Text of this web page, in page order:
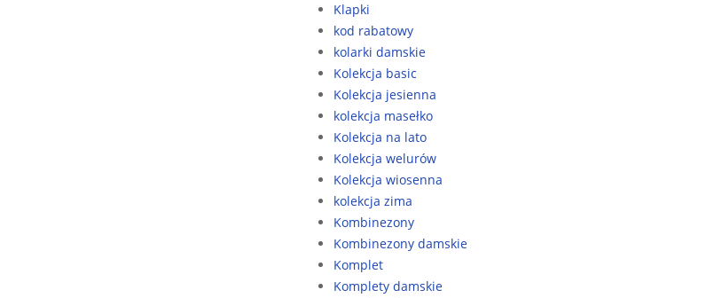
Klapki
kod rabatowy
kolarki damskie
Kolekcja basic
Kolekcja jesienna
kolekcja masełko
Kolekcja na lato
Kolekcja welurów
Kolekcja wiosenna
kolekcja zima
Kombinezony
Kombinezony damskie
Komplet
Komplety damskie